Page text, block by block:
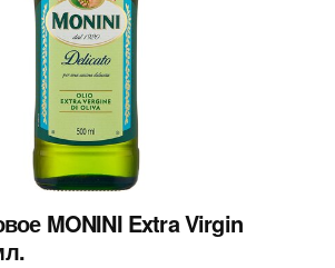
MONINI Extra Virgin